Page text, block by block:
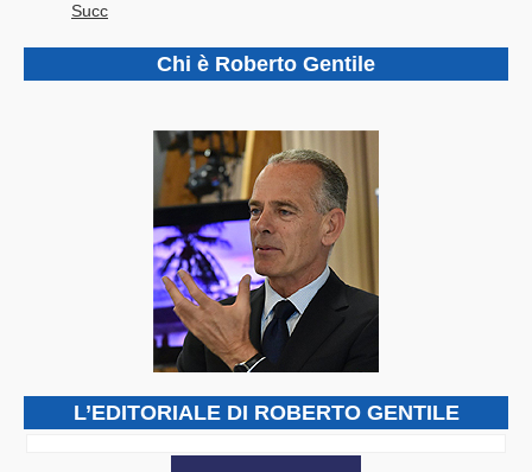
Succ
Chi è Roberto Gentile
L’EDITORIALE DI ROBERTO GENTILE